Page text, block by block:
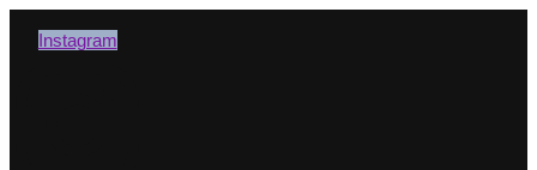
Instagram